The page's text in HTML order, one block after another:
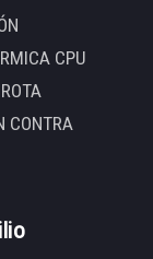
CPU
CONTRA